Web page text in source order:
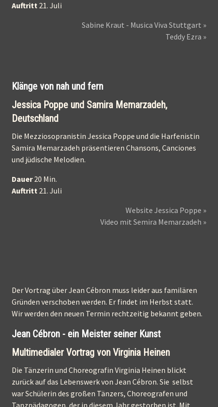
Auftritt 21. Juli
Sabine Kraut - Musica Viva Stuttgart »
Teddy Ezra »
Klänge von nah und fern
Jessica Poppe und Samira Memarzadeh,
Deutschland
Die Mezziosopranistin Jessica Poppe und die Harfenistin
Samira Memarzadeh präsentieren Chansons, Canciones
und jüdische Melodien.
Dauer20 Min.
Auftritt 21. Juli
Website Jessica Poppe »
Video mit Semira Memarzadeh »
Der Vortrag über Jean Cébron muss leider aus familären
Gründen verschoben werden. Er findet im Herbst statt.
Wir werden den neuen Termin rechtzeitig bekannt geben.
Jean Cébron - ein Meister seiner Kunst
Multimedialer Vortrag von Virginia Heinen
Die Tänzerin und Choreografin Virginia Heinen blickt
zurück auf das Lebenswerk von Jean Cébron. Sie selbst
war Schülerin des großen Tänzers, Choreografen und
Tanzpädagogen, der in diesem Jahr gestorben ist. Mit